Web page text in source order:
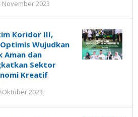
November 2023
Susanto
Koridor III,
Wujudkan
Aman dan
Sektor
Kreatif
Oktober 2023
Susanto